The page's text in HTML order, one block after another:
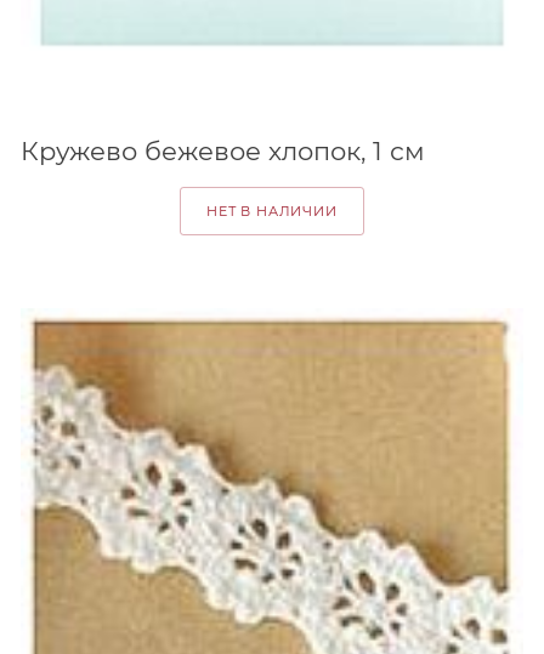
Кружево бежевое хлопок, 1 см
НЕТ В НАЛИЧИИ